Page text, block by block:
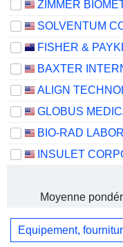
ALIGN
GLOBUS
INSULET
Moyenne
Equipement,